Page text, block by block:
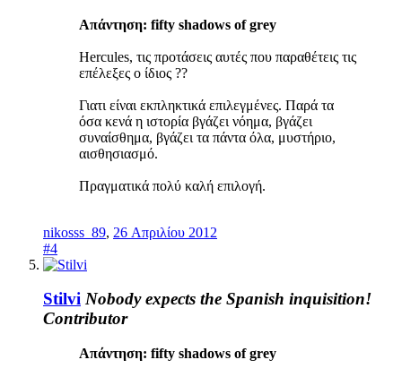
Απάντηση: fifty shadows of grey
Hercules, τις προτάσεις αυτές που παραθέτεις τις
επέλεξες ο ίδιος ??
Γιατι είναι εκπληκτικά επιλεγμένες. Παρά τα
όσα κενά η ιστορία βγάζει νόημα, βγάζει
συναίσθημα, βγάζει τα πάντα όλα, μυστήριο,
αισθησιασμό.
Πραγματικά πολύ καλή επιλογή.
nikosss_89, 26 Απριλίου 2012
#4
Stilvi Nobody expects the Spanish inquisition!
Contributor
Απάντηση: fifty shadows of grey